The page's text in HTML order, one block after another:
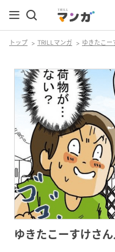
トップ TRILLマンガ ゆきたこー
ゆきたこーすけさ